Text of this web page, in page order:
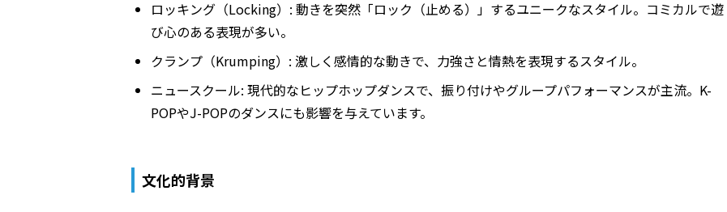
ロッキング（Locking） : 動きを突然「ロック（止める）」するユニークなスタイル。コミカルで遊
び心のある表現が多い。
クランプ（Krumping） : 激しく感情的な動きで、力強さと情熱を表現するスタイル。
ニュースクール: 現代的なヒップホップダンスで、振り付けやグループパフォーマンスが主流。K-
POPやJ-POPのダンスにも影響を与えています。
文化的背景